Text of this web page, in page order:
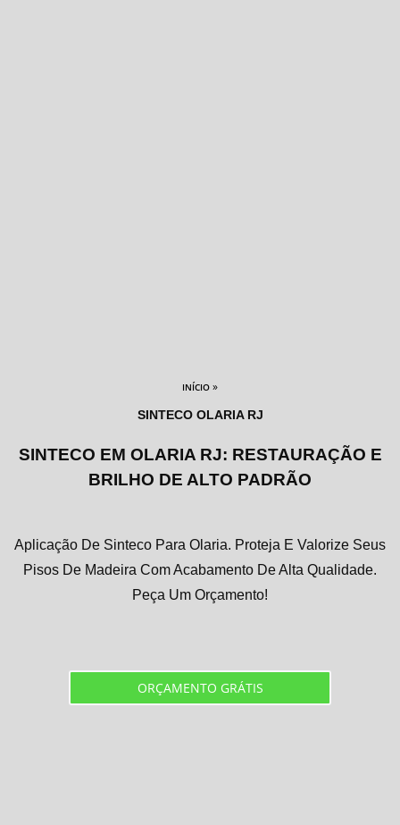
INÍCIO »
SINTECO OLARIA RJ
SINTECO EM OLARIA RJ: RESTAURAÇÃO E
BRILHO DE ALTO PADRÃO
Aplicação De Sinteco Para Olaria. Proteja E Valorize Seus
Pisos De Madeira Com Acabamento De Alta Qualidade.
Peça Um Orçamento!
ORÇAMENTO GRÁTIS